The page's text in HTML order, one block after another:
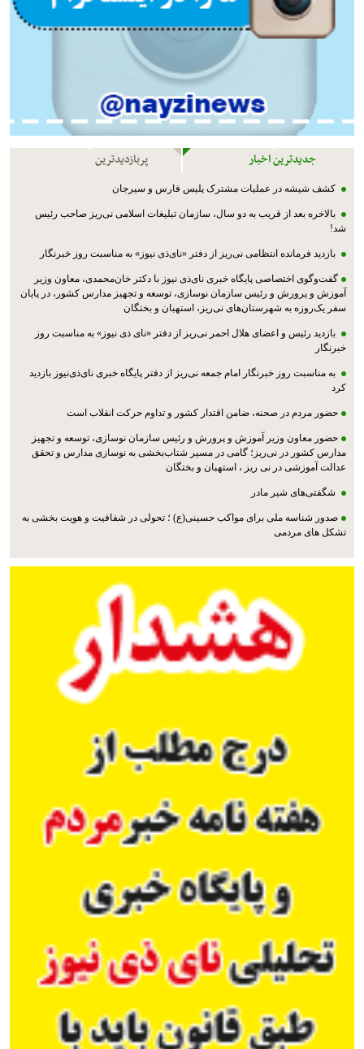
جدیدترین اخبار پربازدیدترین
کشف شیشه در عملیات مشترک پليس فارس و سیرجان
بالاخره بعد از قریب به دو سال، سازمان تبلیغات اسلامی نی‌ریز صاحب رئیس
شد!
بازدید فرمانده انتظامی نی‌ریز از دفتر «نای‌ذی نیوز» به مناسبت روز خبرنگار
گفت‌وگوی اختصاصی پایگاه خبری نای‌ذی نیوز با دکتر خان‌محمدی، معاون وزیر
آموزش و پرورش و رئیس سازمان نوسازی، توسعه و تجهیز مدارس کشور، در پایان
سفر یک‌روزه به شهرستان‌های نی‌ریز، استهبان و بختگان
بازدید رئیس و اعضای هلال احمر نی‌ریز از دفتر «نای ذی نیوز» به مناسبت روز
خبرنگار
به مناسبت روز خبرنگار امام جمعه نی‌ریز از دفتر پایگاه خبری نای‌ذی‌نیوز بازدید
کرد
حضور مردم در صحنه، ضامن اقتدار کشور و تداوم حرکت انقلاب است
حضور معاون وزیر آموزش و پرورش و رئیس سازمان نوسازی، توسعه و تجهیز
مدارس کشور در نی‌ریز؛ گامی در مسیر شتاب‌بخشی به نوسازی مدارس و تحقق
عدالت آموزشی در نی ریز ، استهبان و بختگان
شگفتی‌های شیر مادر
صدور شناسه ملی برای مواکب حسینی(ع) ؛ تحولی در شفافیت و هویت بخشی به
تشکل های مردمی